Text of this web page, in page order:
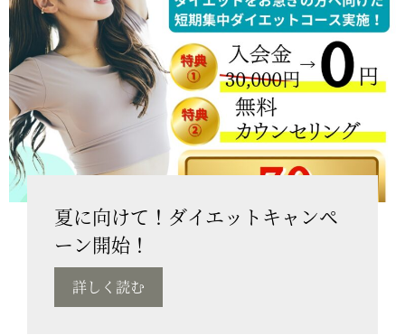
夏に向けて！ダイエットキャンペ
ーン開始！
詳しく読む